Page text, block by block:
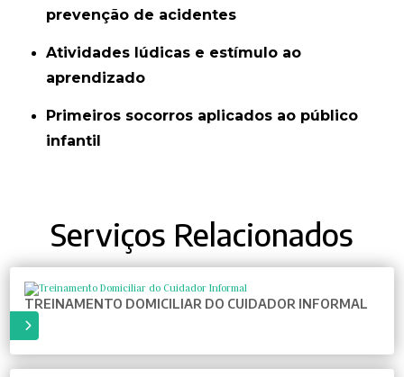
prevenção de acidentes
Atividades lúdicas e estímulo ao
aprendizado
Primeiros socorros aplicados ao público
infantil
Serviços Relacionados
TREINAMENTO DOMICILIAR DO CUIDADOR INFORMAL